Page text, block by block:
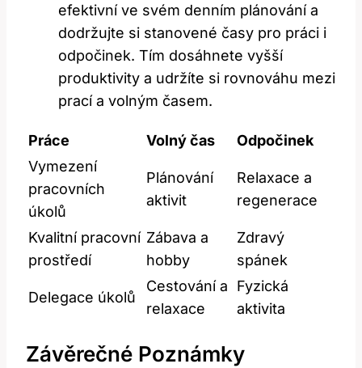
efektivní ve svém denním plánování a
dodržujte si stanovené časy pro práci i
odpočinek. Tím dosáhnete vyšší
produktivity a udržíte si rovnováhu mezi
prací a volným časem.
Práce Volný čas
Odpočinek
Vymezení
pracovních
úkolů
Plánování
aktivit
Relaxace a
regenerace
Kvalitní pracovní
prostředí
Zábava a
hobby
Zdravý
spánek
Delegace úkolů
Cestování a
relaxace
Fyzická
aktivita
Závěrečné Poznámky